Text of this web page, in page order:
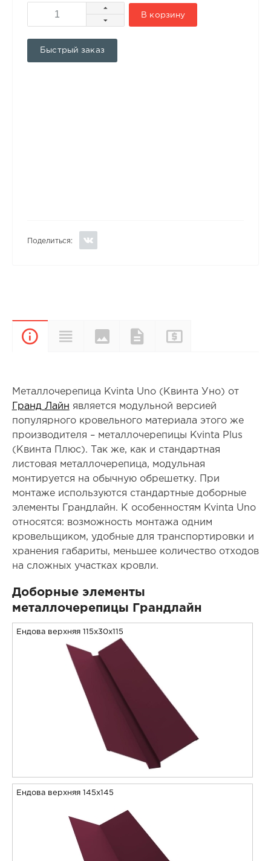
В корзину
Быстрый заказ
Поделиться:
ОписаниеХарактеристики
Цвета и
покрытия
Документы
Металлочерепица Kvinta Uno (Квинта Уно) от
Гранд Лайн является модульной версией
популярного кровельного материала этого же
производителя – металлочерепицы Kvinta Plus
(Квинта Плюс). Так же, как и стандартная
листовая металлочерепица, модульная
монтируется на обычную обрешетку. При
монтаже используются стандартные доборные
элементы Грандлайн. К особенностям Kvinta Uno
относятся: возможность монтажа одним
кровельщиком, удобные для транспортировки и
хранения габариты, меньшее количество отходов
на сложных участках кровли.
Доборные элементы
металлочерепицы Грандлайн
Ендова верхняя 115x30x115
Ендова верхняя 145х145